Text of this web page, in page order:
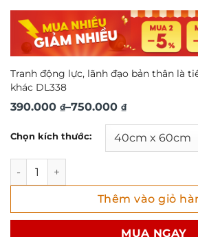
Tranh động lực, lãnh đạo bản thân là
khác DL338
390.000 ₫–750.000 ₫
Khoảng
390.000 ₫
đến
750.000 ₫
Chọn kích thước:
Tranh động lực, lãnh đạo bản thân
Thêm vào giỏ
MUA NGAY